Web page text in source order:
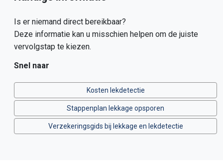
Is er niemand direct bereikbaar?
Deze informatie kan u misschien helpen om de juiste
vervolgstap te kiezen.
Snel naar
Kosten lekdetectie
Stappenplan lekkage opsporen
Verzekeringsgids bij lekkage en lekdetectie